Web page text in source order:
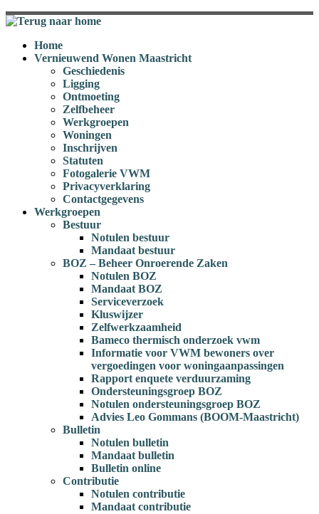
Home
Vernieuwend Wonen Maastricht
Geschiedenis
Ligging
Ontmoeting
Zelfbeheer
Werkgroepen
Woningen
Inschrijven
Statuten
Fotogalerie VWM
Privacyverklaring
Contactgegevens
Werkgroepen
Bestuur
Notulen bestuur
Mandaat bestuur
BOZ – Beheer Onroerende Zaken
Notulen BOZ
Mandaat BOZ
Serviceverzoek
Kluswijzer
Zelfwerkzaamheid
Bameco thermisch onderzoek vwm
Informatie voor VWM bewoners over
vergoedingen voor woningaanpassingen
Rapport enquete verduurzaming
Ondersteuningsgroep BOZ
Notulen ondersteuningsgroep BOZ
Advies Leo Gommans (BOOM-Maastricht)
Bulletin
Notulen bulletin
Mandaat bulletin
Bulletin online
Contributie
Notulen contributie
Mandaat contributie